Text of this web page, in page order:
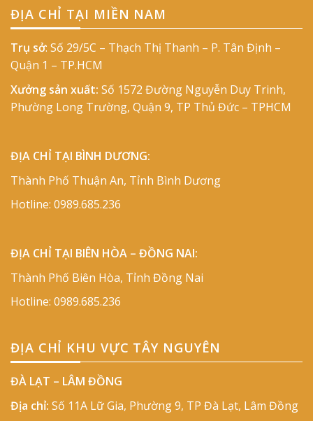
ĐỊA CHỈ TẠI MIỀN NAM
Trụ sở: Số 29/5C – Thạch Thị Thanh – P. Tân Định –
Quận 1 – TP.HCM
Xưởng sản xuất: Số 1572 Đường Nguyễn Duy Trinh,
Phường Long Trường, Quận 9, TP Thủ Đức – TPHCM
ĐỊA CHỈ TẠI BÌNH DƯƠNG:
Thành Phố Thuận An, Tỉnh Bình Dương
Hotline: 0989.685.236
ĐỊA CHỈ TẠI BIÊN HÒA – ĐỒNG NAI:
Thành Phố Biên Hòa, Tỉnh Đồng Nai
Hotline: 0989.685.236
ĐỊA CHỈ KHU VỰC TÂY NGUYÊN
ĐÀ LẠT – LÂM ĐỒNG
Địa chỉ: Số 11A Lữ Gia, Phường 9, TP Đà Lạt, Lâm Đồng